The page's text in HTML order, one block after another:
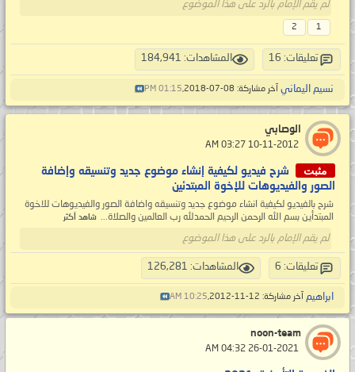
لم يقم الإمام بالرد على هذا الموضوع
1
2
تعليقات: 16 المشاهدات: 184,941
نسيم اليماني آخر مشاركة: 08-07-2018, 01:15 PM
الوصابي
مثبت
شرح فيديو لكيفية إنشاء موضوع جديد وتنسيقه وإضافة
الصور والفيديوهات للإخوة المبتدئين
شرح بالفيديو لكيفية انشاء موضوع جديد وتنسيقه واضافة الصور والفيديوهات للاخوة
المبتدأين بسم الله الرحمن الرحيم الحمدلله رب العالمين والصلاة... شاهد أكثر
لم يقم الإمام بالرد على هذا الموضوع
تعليقات: 6 المشاهدات: 126,281
ابراهيم آخر مشاركة: 12-11-2012, 10:25 AM
noon-team